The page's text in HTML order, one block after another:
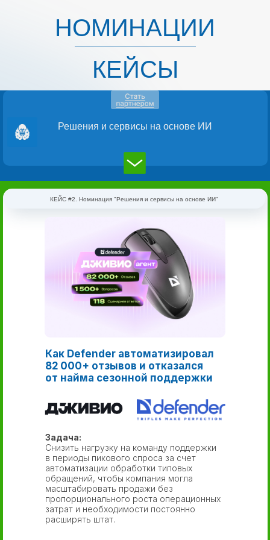
КЕЙСЫ
НОМИНАЦИИ
Решения и сервисы на основе ИИ
Как Defender автоматизировал
82 000+ отзывов и отказался
от найма сезонной поддержки
Задача:
Снизить нагрузку на команду поддержки
в периоды пикового спроса за счет
автоматизации обработки типовых
обращений, чтобы компания могла
масштабировать продажи без
пропорционального роста операционных
затрат и необходимости постоянно
расширять штат.
КЕЙС #2. Номинация "Решения и сервисы на основе ИИ"